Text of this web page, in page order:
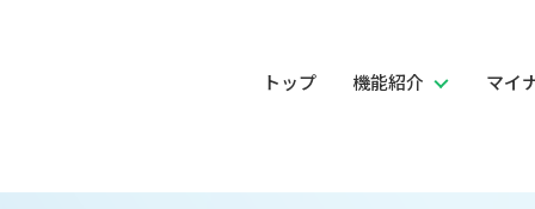
トップ 機能紹介 マイ